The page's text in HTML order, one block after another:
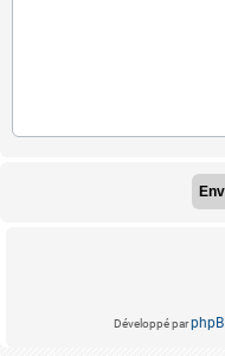
Développé par